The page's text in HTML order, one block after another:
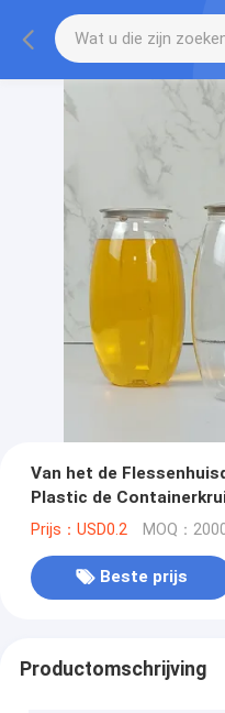
Van het de
Plastic de
Trekkrachtdekking
Prijs：USD0.2 MOQ：
Beste prijs
Productomschrijving